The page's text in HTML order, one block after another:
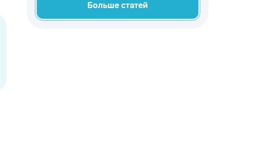
используется для оформления
интерьера, соответствующего
Больше статей